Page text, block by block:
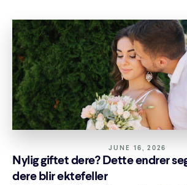
JUNE 16, 2026
Nylig giftet dere? Dette endrer
dere blir ektefeller